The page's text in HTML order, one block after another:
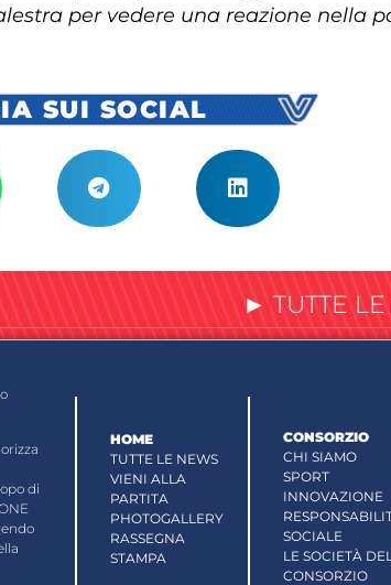
per vedere una reazione nella
SUI SOCIAL
► TUTTE
di
HOME
TUTTE LE NEWS
VIENI ALLA
PARTITA
PHOTOGALLERY
RASSEGNA
STAMPA
CONSORZIO
CHI SIAMO
SPORT
INNOVAZIONE
SOCIALE
LE SOCIETÀ
CONSORZIO